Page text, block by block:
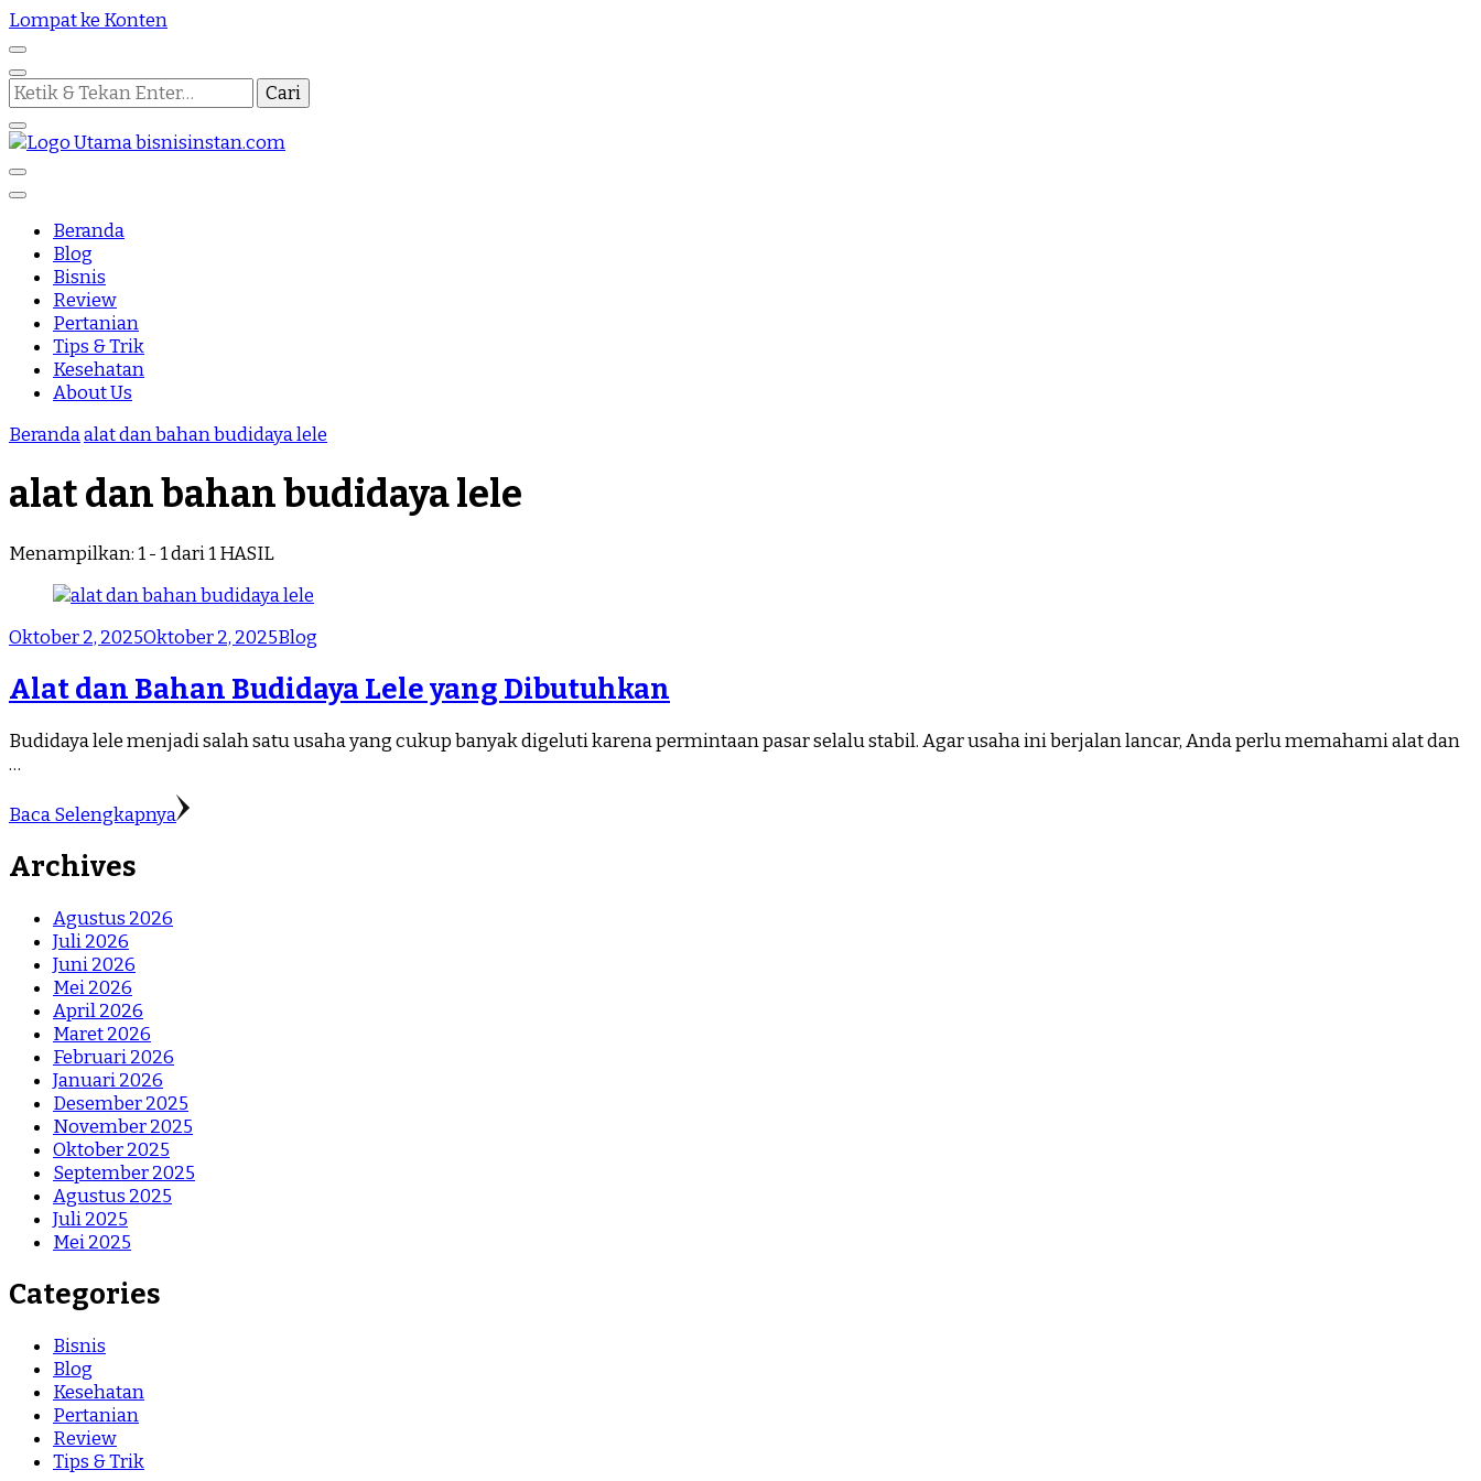
Lompat ke Konten
Mencari
Sesuatu?
Bisnis Instan
Beranda
Blog
Bisnis
Review
Pertanian
Tips & Trik
Kesehatan
About Us
Berandaalat dan bahan budidaya lele
alat dan bahan budidaya lele
Menampilkan: 1 - 1 dari 1 HASIL
Oktober 2, 2025Oktober 2, 2025Blog
Alat dan Bahan Budidaya Lele yang Dibutuhkan
Budidaya lele menjadi salah satu usaha yang cukup banyak digeluti karena permintaan pasar selalu stabil. Agar usaha ini berjalan lancar, Anda perlu memahami alat dan
…
Baca Selengkapnya
Archives
Agustus 2026
Juli 2026
Juni 2026
Mei 2026
April 2026
Maret 2026
Februari 2026
Januari 2026
Desember 2025
November 2025
Oktober 2025
September 2025
Agustus 2025
Juli 2025
Mei 2025
Categories
Bisnis
Blog
Kesehatan
Pertanian
Review
Tips & Trik